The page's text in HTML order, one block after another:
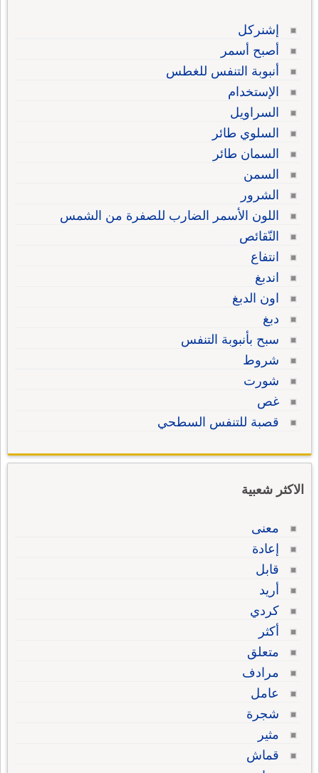
إشنركل
أصبح أسمر
أنبوبة التنفس للغطس
الإستخدام
السراويل
السلوي طائر
السمان طائر
السمن
الشرور
اللون الأسمر الضارب للصفرة من الشمس
النّقائص
انتفاع
اندبغ
اون الدبغ
دبغ
سبح بأنبوبة التنفس
شروط
شورت
غص
قصبة للتنفس السطحي
الاكثر شعبية
معنى
إعادة
قابل
أريد
كردي
أكثر
متعلق
مرادف
عامل
شجرة
مثير
قماش